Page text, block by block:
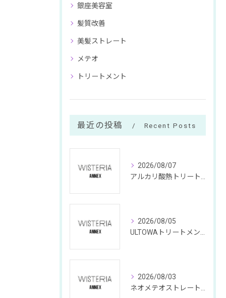
銀座美容室
髪質改善
美髪ストレート
メテオ
トリートメント
最近の投稿 Recent Posts
2026/08/07
2026/08/05
2026/08/03